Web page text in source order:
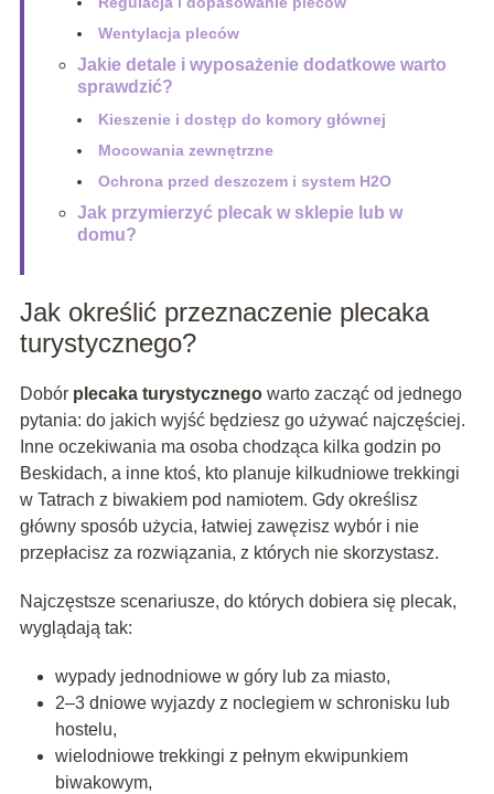
Wentylacja pleców
Jakie detale i wyposażenie dodatkowe warto
sprawdzić?
Kieszenie i dostęp do komory głównej
Mocowania zewnętrzne
Ochrona przed deszczem i system H2O
Jak przymierzyć plecak w sklepie lub w
domu?
Jak określić przeznaczenie plecaka
turystycznego?
Dobór plecaka turystycznegowarto zacząć od jednego
pytania: do jakich wyjść będziesz go używać najczęściej.
Inne oczekiwania ma osoba chodząca kilka godzin po
Beskidach, a inne ktoś, kto planuje kilkudniowe trekkingi
w Tatrach z biwakiem pod namiotem. Gdy określisz
główny sposób użycia, łatwiej zawęzisz wybór i nie
przepłacisz za rozwiązania, z których nie skorzystasz.
Najczęstsze scenariusze, do których dobiera się plecak,
wyglądają tak:
wypady jednodniowe w góry lub za miasto,
2–3 dniowe wyjazdy z noclegiem w schronisku lub
hostelu,
wielodniowe trekkingi z pełnym ekwipunkiem
biwakowym,